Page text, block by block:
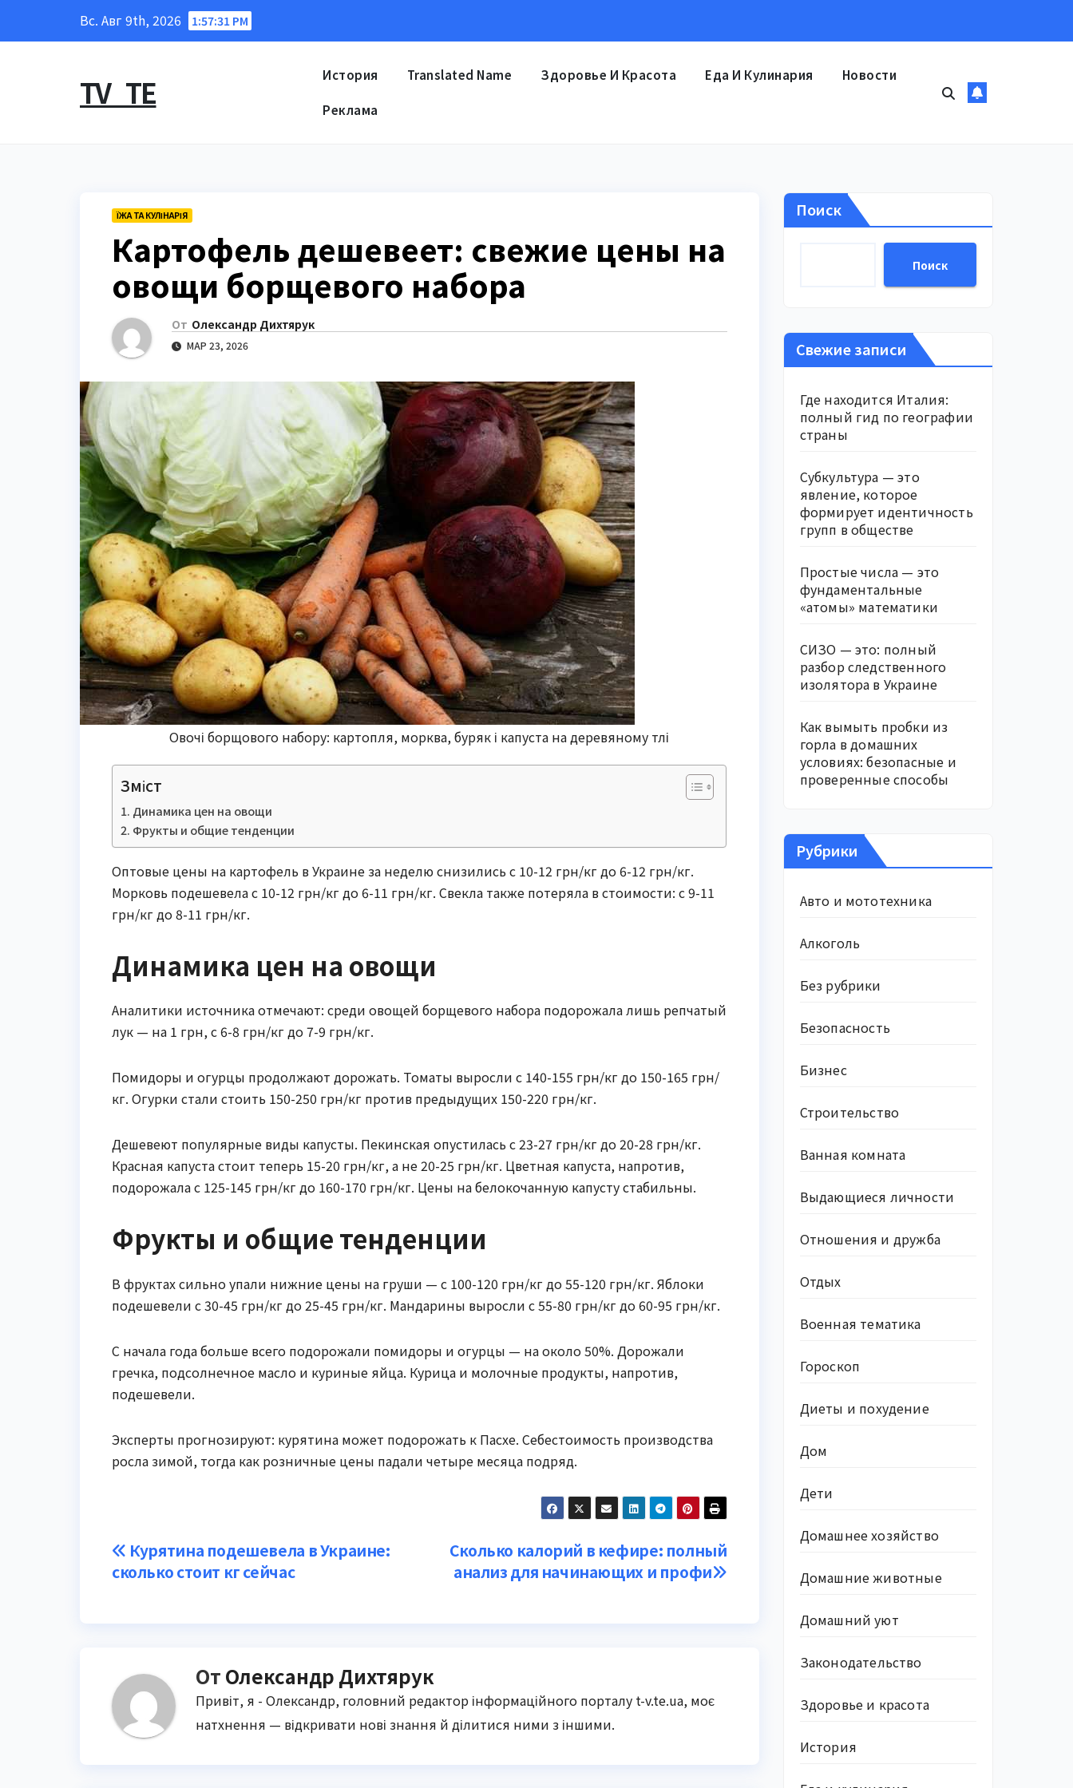
Вс. Авг 9th, 2026 1:57:32 PM
TV_TE История Translated Name Здоровье И Красота Еда И Кулинария Новости
Реклама
ЇЖА ТА КУЛІНАРІЯ
Картофель дешевеет: свежие цены на
овощи борщевого набора
От Олександр Дихтярук
МАР 23, 2026
Овочі борщового набору: картопля, морква, буряк і капуста на деревяному тлі
Зміст
Динамика цен на овощи
Фрукты и общие тенденции
Оптовые цены на картофель в Украине за неделю снизились с 10-12 грн/кг до 6-12 грн/кг.
Морковь подешевела с 10-12 грн/кг до 6-11 грн/кг. Свекла также потеряла в стоимости: с 9-11
грн/кг до 8-11 грн/кг.
Динамика цен на овощи
Аналитики источника отмечают: среди овощей борщевого набора подорожала лишь репчатый
лук — на 1 грн, с 6-8 грн/кг до 7-9 грн/кг.
Помидоры и огурцы продолжают дорожать. Томаты выросли с 140-155 грн/кг до 150-165 грн/
кг. Огурки стали стоить 150-250 грн/кг против предыдущих 150-220 грн/кг.
Дешевеют популярные виды капусты. Пекинская опустилась с 23-27 грн/кг до 20-28 грн/кг.
Красная капуста стоит теперь 15-20 грн/кг, а не 20-25 грн/кг. Цветная капуста, напротив,
подорожала с 125-145 грн/кг до 160-170 грн/кг. Цены на белокочанную капусту стабильны.
Фрукты и общие тенденции
В фруктах сильно упали нижние цены на груши — с 100-120 грн/кг до 55-120 грн/кг. Яблоки
подешевели с 30-45 грн/кг до 25-45 грн/кг. Мандарины выросли с 55-80 грн/кг до 60-95 грн/кг.
С начала года больше всего подорожали помидоры и огурцы — на около 50%. Дорожали
гречка, подсолнечное масло и куриные яйца. Курица и молочные продукты, напротив,
подешевели.
Эксперты прогнозируют: курятина может подорожать к Пасхе. Себестоимость производства
росла зимой, тогда как розничные цены падали четыре месяца подряд.
Навигация
по
Сколько калорий в кефире: полный
анализ для начинающих и профи
Курятина подешевела в Украине:
сколько стоит кг сейчас
От Олександр Дихтярук
Привіт, я - Олександр, головний редактор інформаційного порталу t-v.te.ua, моє
натхнення — відкривати нові знання й ділитися ними з іншими.
Поиск
Поиск
Свежие записи
Где находится Италия:
полный гид по географии
страны
Субкультура — это
явление, которое
формирует идентичность
групп в обществе
Простые числа — это
фундаментальные
«атомы» математики
СИЗО — это: полный
разбор следственного
изолятора в Украине
Как вымыть пробки из
горла в домашних
условиях: безопасные и
проверенные способы
Рубрики
Авто и мототехника
Алкоголь
Без рубрики
Безопасность
Бизнес
Строительство
Ванная комната
Выдающиеся личности
Отношения и дружба
Отдых
Военная тематика
Гороскоп
Диеты и похудение
Дом
Дети
Домашнее хозяйство
Домашние животные
Домашний уют
Законодательство
Здоровье и красота
История